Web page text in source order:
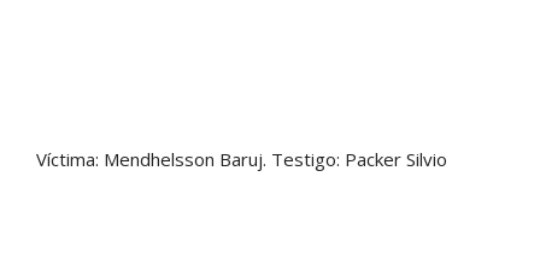
Víctima: Mendhelsson Baruj. Testigo: Packer Silvio